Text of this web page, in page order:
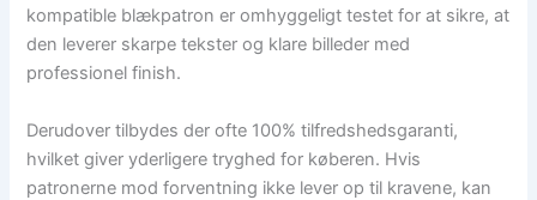
kompatible blækpatron er omhyggeligt testet for at sikre, at
den leverer skarpe tekster og klare billeder med
professionel finish.
Derudover tilbydes der ofte 100% tilfredshedsgaranti,
hvilket giver yderligere tryghed for køberen. Hvis
patronerne mod forventning ikke lever op til kravene, kan